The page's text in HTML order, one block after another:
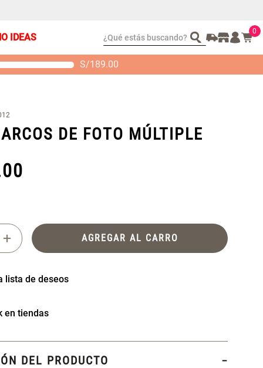
IDEAS ¿Qué estás buscando? 0
S/189.00
DE FOTO MÚLTIPLE
00
+ AGREGAR AL CARRO
en tiendas
DEL PRODUCTO
2 Almohadas
Set Sábanas Algodón